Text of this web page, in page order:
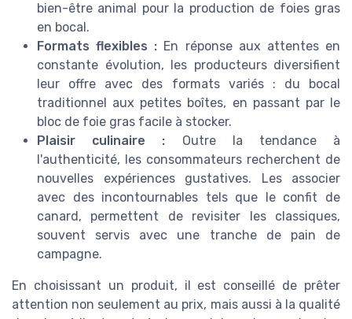
bien-être animal pour la production de foies gras
en bocal.
Formats flexibles : En réponse aux attentes en
constante évolution, les producteurs diversifient
leur offre avec des formats variés : du bocal
traditionnel aux petites boîtes, en passant par le
bloc de foie gras facile à stocker.
Plaisir culinaire : Outre la tendance à
l'authenticité, les consommateurs recherchent de
nouvelles expériences gustatives. Les associer
avec des incontournables tels que le confit de
canard, permettent de revisiter les classiques,
souvent servis avec une tranche de pain de
campagne.
En choisissant un produit, il est conseillé de prêter
attention non seulement au prix, mais aussi à la qualité